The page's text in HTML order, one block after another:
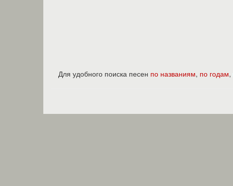
Для удобного поиска песен по названиям, по годам,